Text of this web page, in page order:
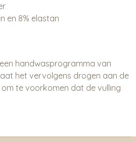
en 8% elastan
handwasprogramma van
het vervolgens drogen aan de
te voorkomen dat de vulling